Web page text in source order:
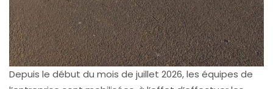
Depuis le début du mois de juillet 2026, les équipes de